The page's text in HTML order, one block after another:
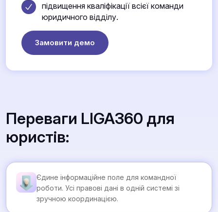
підвищення кваліфікації всієї команди
юридичного відділу.
Замовити демо
Переваги LIGA360 для
юристів:
Єдине інформаційне поле для командної
роботи. Усі правові дані в одній системі зі
зручною координацією.